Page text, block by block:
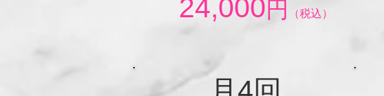
​24,000円 （税込）